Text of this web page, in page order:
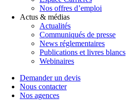
Nos offres d’emploi
Actus & médias
Actualités
Communiqués de presse
News réglementaires
Publications et livres blancs
Webinaires
Demander un devis
Nous contacter
Nos agences